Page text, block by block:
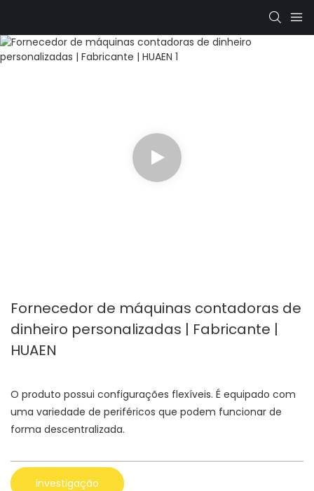
Fornecedor de máquinas contadoras de
dinheiro personalizadas | Fabricante |
HUAEN
O produto possui configurações flexíveis. É equipado com
uma variedade de periféricos que podem funcionar de
forma descentralizada.
investigação